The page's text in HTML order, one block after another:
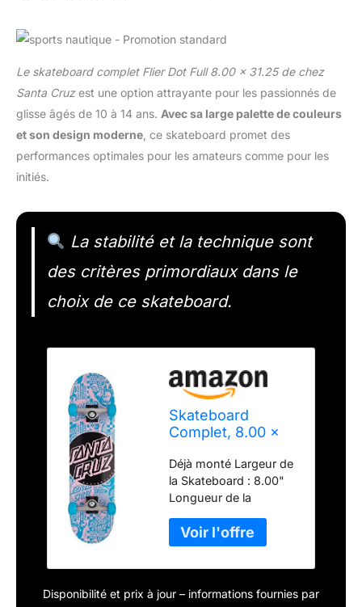
Le skateboard complet Flier Dot Full 8.00 x 31.25 de chez
Santa Cruzest une option attrayante pour les passionnés de
glisse âgés de 10 à 14 ans. Avec sa large palette de couleurs
et son design moderne , ce skateboard promet des
performances optimales pour les amateurs comme pour les
initiés.
La stabilité et la technique sont
des critères primordiaux dans le
choix de ce skateboard.
Skateboard
Complet, 8.00 x
Déjà monté Largeur de
la Skateboard : 8.00"
Longueur de la
Prêt à l'emploi
Disponibilité et prix à jour – informations fournies par